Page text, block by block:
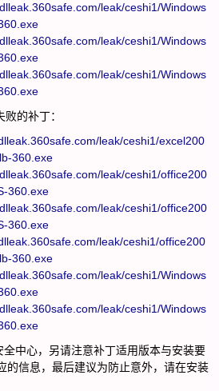
leak/ceshi1/Windows
leak/ceshi1/Windows
leak/ceshi1/Windows
的补丁：
leak/ceshi1/excel200
360.exe
leak/ceshi1/office200
360.exe
leak/ceshi1/office200
360.exe
leak/ceshi1/office200
360.exe
leak/ceshi1/Windows
leak/ceshi1/Windows
中心，另请注意补丁适用版本与安装要
的信息，最后建议为防止意外，请在安装